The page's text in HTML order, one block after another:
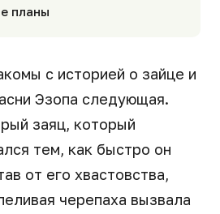
планы
с историей о зайце и
Эзопа следующая.
заяц, который
тем, как быстро он
от его хвастовства,
черепаха вызвала